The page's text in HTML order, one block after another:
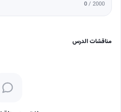
0/ 2000
مناقشات الدرس